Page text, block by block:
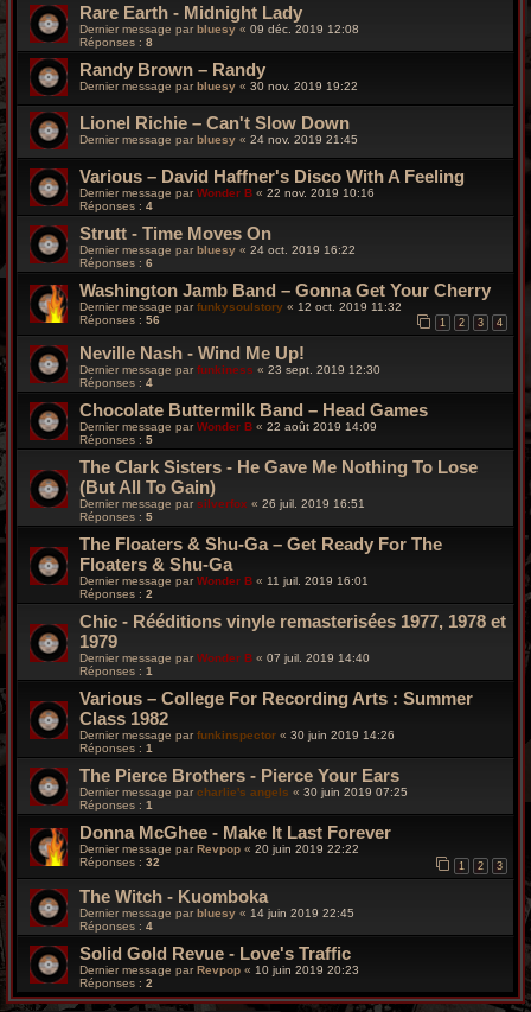
Rare Earth ‎- Midnight Lady
Dernier message par bluesy « 09 déc. 2019 12:08
Réponses : 8
Randy Brown – Randy
Dernier message parbluesy « 30 nov. 2019 19:22
Lionel Richie – Can't Slow Down
Dernier message par bluesy « 24 nov. 2019 21:45
Various – David Haffner's Disco With A Feeling
Dernier message parWonder B « 22 nov. 2019 10:16
Réponses : 4
Strutt - Time Moves On
Dernier message par bluesy « 24 oct. 2019 16:22
Réponses : 6
Washington Jamb Band – Gonna Get Your Cherry
Dernier message parfunkysoulstory « 12 oct. 2019 11:32
Réponses : 56 1 2 3 4
Neville Nash - Wind Me Up!
Dernier message par funkiness « 23 sept. 2019 12:30
Réponses : 4
Chocolate Buttermilk Band – Head Games
Dernier message parWonder B « 22 août 2019 14:09
Réponses : 5
The Clark Sisters - He Gave Me Nothing To Lose
(But All To Gain)
Dernier message par silverfox « 26 juil. 2019 16:51
Réponses : 5
The Floaters & Shu-Ga – Get Ready For The
Floaters & Shu-Ga
Dernier message par Wonder B « 11 juil. 2019 16:01
Réponses : 2
Chic - Rééditions vinyle remasterisées 1977, 1978 et
1979
Dernier message par Wonder B « 07 juil. 2019 14:40
Réponses : 1
Various ‎– College For Recording Arts : Summer
Class 1982
Dernier message par funkinspector « 30 juin 2019 14:26
Réponses : 1
The Pierce Brothers ‎- Pierce Your Ears
Dernier message par charlie's angels « 30 juin 2019 07:25
Réponses : 1
Donna McGhee - Make It Last Forever
Dernier message parRevpop « 20 juin 2019 22:22
Réponses : 32 1 2 3
The Witch - Kuomboka
Dernier message par bluesy « 14 juin 2019 22:45
Réponses : 4
Solid Gold Revue - Love's Traffic
Dernier message parRevpop « 10 juin 2019 20:23
Réponses : 2